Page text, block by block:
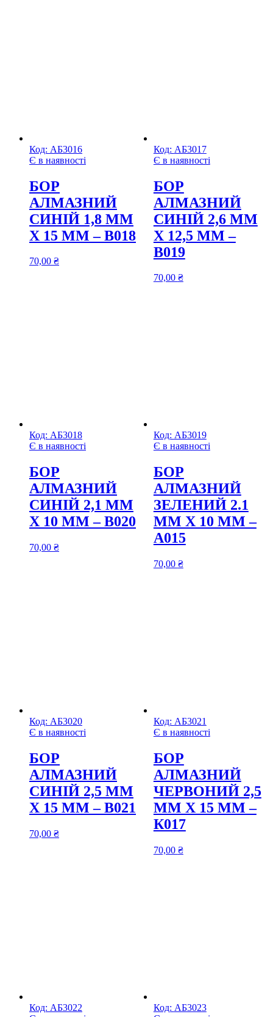
Код: АБ3016
Є в наявності
БОР
АЛМАЗНИЙ
СИНІЙ 1,8 ММ
Х 15 ММ – В018
70,00 ₴
Код: АБ3017
Є в наявності
БОР
АЛМАЗНИЙ
СИНІЙ 2,6 ММ
Х 12,5 ММ –
В019
70,00 ₴
Код: АБ3018
Є в наявності
БОР
АЛМАЗНИЙ
СИНІЙ 2,1 ММ
Х 10 ММ – В020
70,00 ₴
Код: АБ3019
Є в наявності
БОР
АЛМАЗНИЙ
ЗЕЛЕНИЙ 2.1
ММ Х 10 ММ –
А015
70,00 ₴
Код: АБ3020
Є в наявності
БОР
АЛМАЗНИЙ
СИНІЙ 2,5 ММ
Х 15 ММ – В021
70,00 ₴
Код: АБ3021
Є в наявності
БОР
АЛМАЗНИЙ
ЧЕРВОНИЙ 2,5
ММ Х 15 ММ –
К017
70,00 ₴
Код: АБ3022
Код: АБ3023